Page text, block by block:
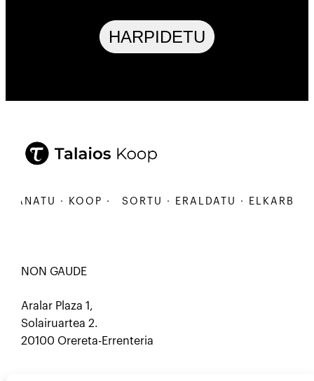
HARPIDETU
· KOOP · SORTU · ERALDATU ·
NON GAUDE
Aralar Plaza 1,
Solairuartea 2.
20100 Orereta-Errenteria